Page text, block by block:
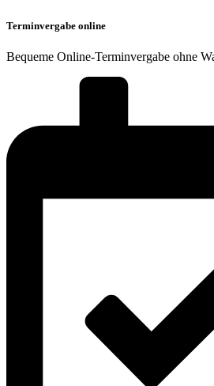
Terminvergabe online
Bequeme Online-Terminvergabe ohne